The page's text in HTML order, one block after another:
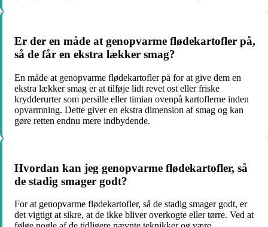
Er der en måde at genopvarme flødekartofler på,
så de får en ekstra lækker smag?
En måde at genopvarme flødekartofler på for at give dem en
ekstra lækker smag er at tilføje lidt revet ost eller friske
krydderurter som persille eller timian ovenpå kartoflerne inden
opvarmning. Dette giver en ekstra dimension af smag og kan
gøre retten endnu mere indbydende.
Hvordan kan jeg genopvarme flødekartofler, så
de stadig smager godt?
For at genopvarme flødekartofler, så de stadig smager godt, er
det vigtigt at sikre, at de ikke bliver overkogte eller tørre. Ved at